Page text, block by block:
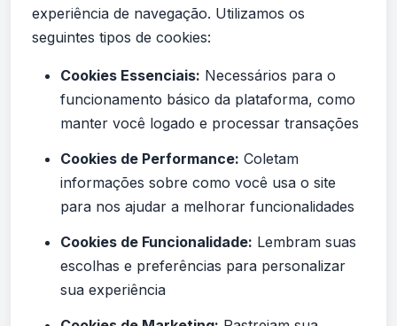
experiência de navegação. Utilizamos os
seguintes tipos de cookies:
Cookies Essenciais: Necessários para o
funcionamento básico da plataforma, como
manter você logado e processar transações
Cookies de Performance: Coletam
informações sobre como você usa o site
para nos ajudar a melhorar funcionalidades
Cookies de Funcionalidade: Lembram suas
escolhas e preferências para personalizar
sua experiência